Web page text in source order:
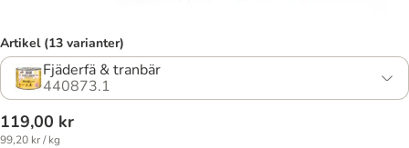
Artikel (13 varianter)
Fjäderfä & tranbär
440873.1
119,00 kr
99,20 kr / kg